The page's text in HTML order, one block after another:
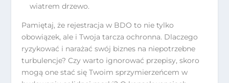
wiatrem drzewo.
Pamiętaj, że rejestracja w BDO to nie tylko
obowiązek, ale i Twoja tarcza ochronna. Dlaczego
ryzykować i narażać swój biznes na niepotrzebne
turbulencje? Czy warto ignorować przepisy, skoro
mogą one stać się Twoim sprzymierzeńcem w